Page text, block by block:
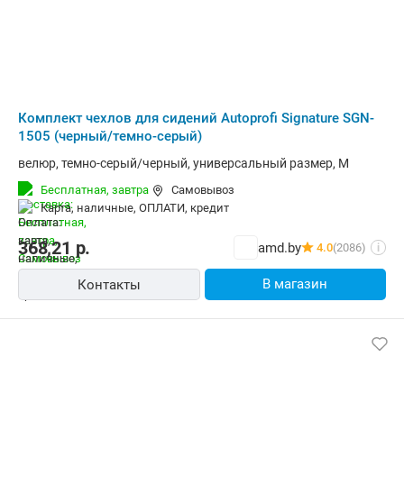
Комплект чехлов для сидений Autoprofi Signature SGN-
1505 (черный/темно-серый)
велюр, темно-серый/черный, универсальный размер, M
Бесплатная, завтра
Самовывоз
карта, наличные, ОПЛАТИ, кредит
368,21 р. amd.by 4.0(2086) i
Контакты В магазин